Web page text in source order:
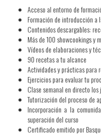
Acceso al entorno de
Formación de introducción
Contenidos descargables:
Más de 100 showcookings y
Vídeos de elaboraciones y
90 recetas a tu alcance
Actividades y prácticas para
Ejercicios para evaluar tu
Clase semanal en directo los
Tutorización del proceso de
Incorporación a la
superación del curso
Certificado emitido por